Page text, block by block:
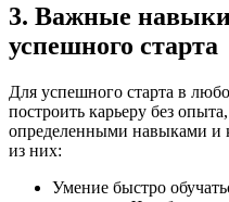
3. Важные навыки
успешного старта
Для успешного старта в
построить карьеру без
определенными навыками и
из них:
Умение быстро